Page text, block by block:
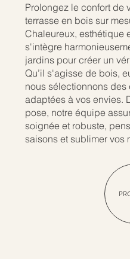
Prolongez le confort de
terrasse en bois sur
Chaleureux, esthétique
s'intègre
jardins pour créer un
Qu’il s'agisse de bois,
nous sélectionnons
adaptées à vos envies.
pose, notre équipe
soignée et robuste,
saisons et sublimer vos